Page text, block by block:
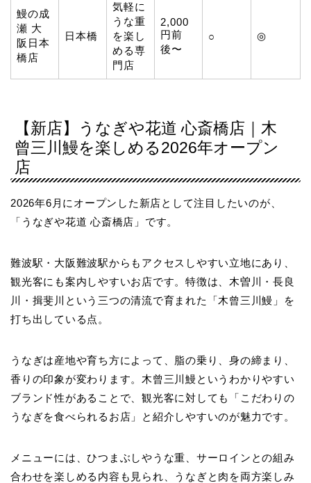
鰻の成
瀬 大
阪日本
橋店
日本橋
気軽に
うな重
を楽し
める専
門店
2,000
円前
後〜
○ ◎
【新店】うなぎや花道 心斎橋店｜木
曾三川鰻を楽しめる2026年オープン
店
2026年6月にオープンした新店として注目したいのが、
「うなぎや花道 心斎橋店」です。
難波駅・大阪難波駅からもアクセスしやすい立地にあり、
観光客にも案内しやすいお店です。特徴は、木曽川・長良
川・揖斐川という三つの清流で育まれた「木曾三川鰻」を
打ち出している点。
うなぎは産地や育ち方によって、脂の乗り、身の締まり、
香りの印象が変わります。木曾三川鰻というわかりやすい
ブランド性があることで、観光客に対しても「こだわりの
うなぎを食べられるお店」と紹介しやすいのが魅力です。
メニューには、ひつまぶしやうな重、サーロインとの組み
合わせを楽しめる内容も見られ、うなぎと肉を両方楽しみ